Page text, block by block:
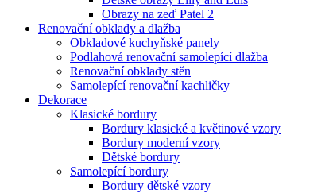
Obrazy na zeď Patel 2
Renovační obklady a dlažba
Obkladové kuchyňské panely
Podlahová renovační samolepící dlažba
Renovační obklady stěn
Samolepící renovační kachličky
Dekorace
Klasické bordury
Bordury klasické a květinové vzory
Bordury moderní vzory
Dětské bordury
Samolepící bordury
Bordury dětské vzory